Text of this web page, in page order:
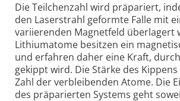
Die Teilchenzahl wird präpariert,
den Laserstrahl geformte Falle mit
variierenden Magnetfeld überlagert
Lithiumatome besitzen ein
und erfahren daher eine Kraft,
gekippt wird. Die Stärke des
Zahl der verbleibenden Atome. Die
des präparierten Systems geht